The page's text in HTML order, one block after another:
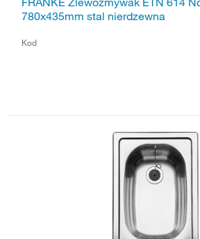
780x435mm stal nierdzewna
Kod